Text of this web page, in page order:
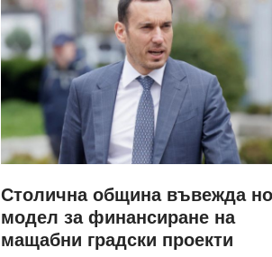
Столична община въвежда
модел за финансиране на
мащабни градски проекти